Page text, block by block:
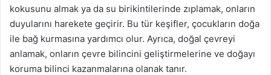
kokusunu almak ya da su birikintilerinde zıplamak, onların
duyularını harekete geçirir. Bu tür keşifler, çocukların doğa
ile bağ kurmasına yardımcı olur. Ayrıca, doğal çevreyi
anlamak, onların çevre bilincini geliştirmelerine ve doğayı
koruma bilinci kazanmalarına olanak tanır.